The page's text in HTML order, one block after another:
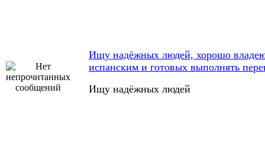
Ищу надёжных людей, хорошо
испанским и готовых выполнять
Ищу надёжных людей